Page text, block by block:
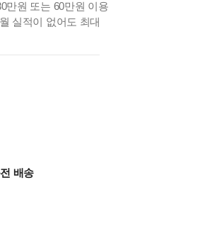
만원 또는 60만원 이용
실적이 없어도 최대
배송